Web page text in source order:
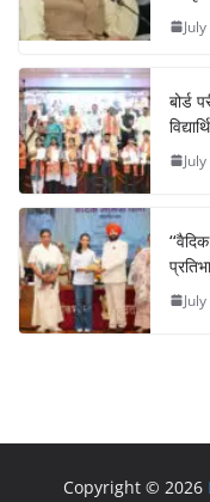
बोर्ड
Copyright © 2026